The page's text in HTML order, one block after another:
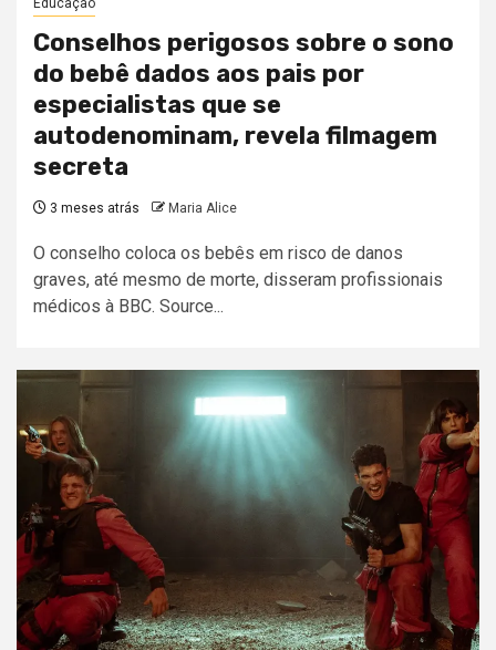
Educação
Conselhos perigosos sobre o sono
do bebê dados aos pais por
especialistas que se
autodenominam, revela filmagem
secreta
3 meses atrás Maria Alice
O conselho coloca os bebês em risco de danos
graves, até mesmo de morte, disseram profissionais
médicos à BBC. Source...